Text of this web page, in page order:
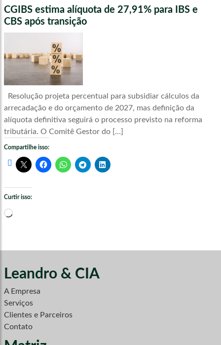
CGIBS estima alíquota de 27,91% para IBS e
CBS após transição
Resolução projeta percentual para subsidiar cálculos da
arrecadação e do orçamento de 2027, mas definição da
alíquota definitiva seguirá o processo previsto na reforma
tributária. O Comitê Gestor do […]
Compartilhe isso:
Curtir isso:
Carregando...
Leandro & CIA
A Empresa
Serviços
Clientes e Parceiros
Contato